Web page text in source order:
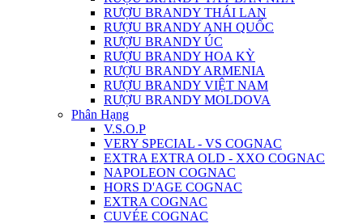
RƯỢU BRANDY THÁI LAN
RƯỢU BRANDY ANH QUỐC
RƯỢU BRANDY ÚC
RƯỢU BRANDY HOA KỲ
RƯỢU BRANDY ARMENIA
RƯỢU BRANDY VIỆT NAM
RƯỢU BRANDY MOLDOVA
Phân Hạng
V.S.O.P
VERY SPECIAL - VS COGNAC
EXTRA EXTRA OLD - XXO COGNAC
NAPOLEON COGNAC
HORS D'AGE COGNAC
EXTRA COGNAC
CUVÉE COGNAC